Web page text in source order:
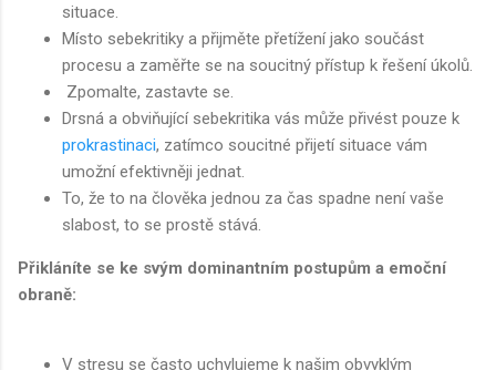
situace.
Místo sebekritiky a přijměte přetížení jako součást
procesu a zaměřte se na soucitný přístup k řešení úkolů.
Zpomalte, zastavte se.
Drsná a obviňující sebekritika vás může přivést pouze k
prokrastinaci, zatímco soucitné přijetí situace vám
umožní efektivněji jednat.
To, že to na člověka jednou za čas spadne není vaše
slabost, to se prostě stává.
Přikláníte se ke svým dominantním postupům a emoční
obraně:
V stresu se často uchylujeme k našim obvyklým